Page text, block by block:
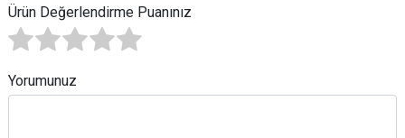
Ürün Değerlendirme Puanınız
Yorumunuz